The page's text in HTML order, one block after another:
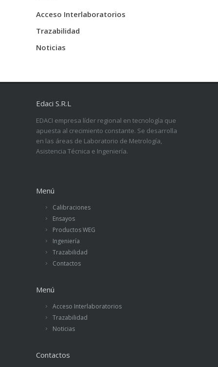
Acceso Interlaboratorios
Trazabilidad
Noticias
Edaci S.R.L
EDACI empresa líder regional en tecnología que
apuesta al crecimiento constante. Se desarrolla
en las áreas de Laboratorio de Metrología,
Asistencia Técnica e Ingeniería.
Menú
Calibraciones
Ensayos
Productos WEG
Ingeniería
Trazabilidad
Contactos
Menú
Acceso Interlaboratorios
Trazabilidad
Noticias
Contactos